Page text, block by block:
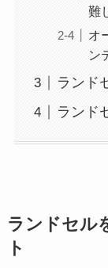
難
オ
ン
ランド
ランド
ランドセル
ト